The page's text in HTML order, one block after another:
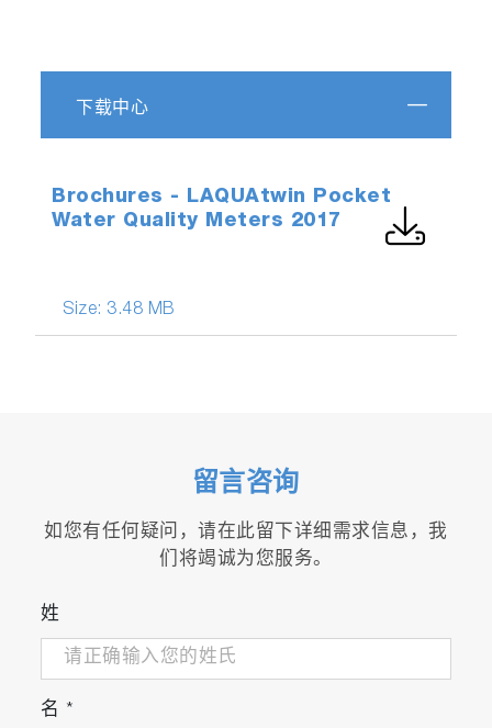
下载中心
Size: 3.48 MB
Brochures - LAQUAtwin Pocket
Water Quality Meters 2017
留言咨询
如您有任何疑问，请在此留下详细需求信息，我
们将竭诚为您服务。
姓
名 *